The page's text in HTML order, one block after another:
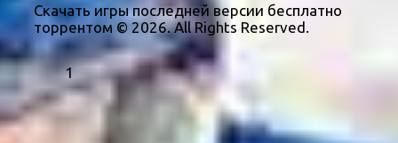
Скачать игры последней версии бесплатно
торрентом © 2026. All Rights Reserved.
1